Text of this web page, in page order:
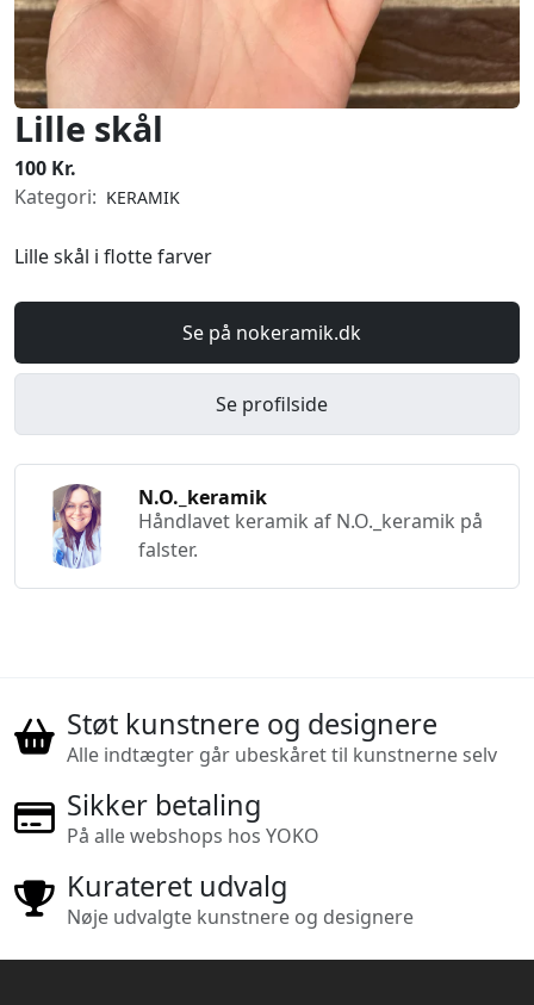
Lille skål
100 Kr.
Kategori: KERAMIK
Lille skål i flotte farver
Se på nokeramik.dk
Se profilside
N.O._keramik
Håndlavet keramik af N.O._keramik på
falster.
Støt kunstnere og designere
Alle indtægter går ubeskåret til kunstnerne selv
Sikker betaling
På alle webshops hos YOKO
Kurateret udvalg
Nøje udvalgte kunstnere og designere